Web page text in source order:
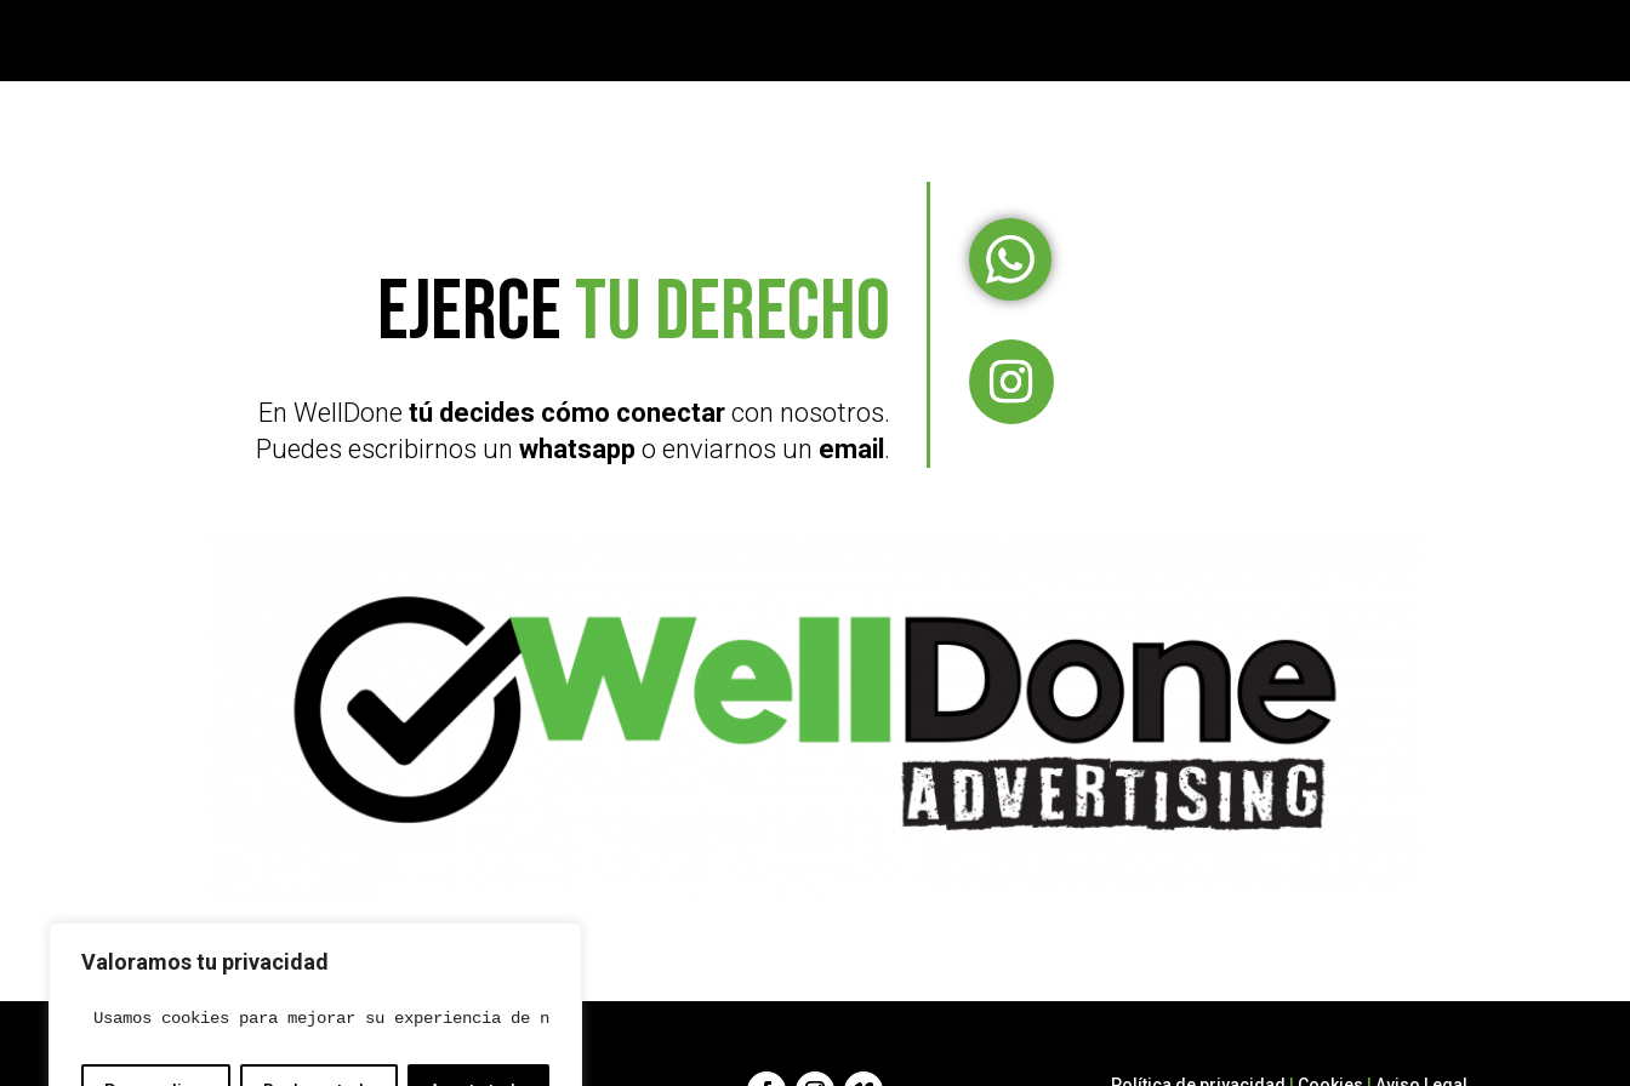
Valoramos tu privacidad
Usamos cookies para mejorar su experiencia de navegación, mostrar anuncios o contenido personalizados y analizar nuestro tráfico. Al hacer clic en "Aceptar
Ejercetu derecho
En WellDone tú decides cómo conectarcon nosotros.
Puedes escribirnos un whatsapp o enviarnos un email .